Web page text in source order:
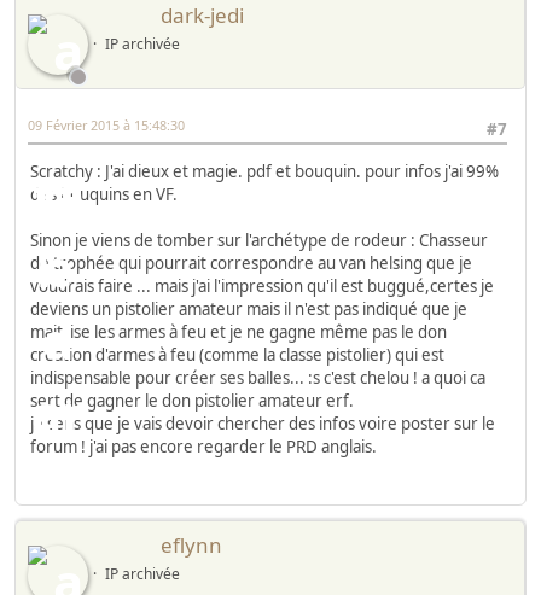
dark-jedi
IP archivée
#7
09 Février 2015 à 15:48:30
Scratchy : J'ai dieux et magie. pdf et bouquin. pour infos j'ai 99%
des bouquins en VF.
Sinon je viens de tomber sur l'archétype de rodeur : Chasseur
de trophée qui pourrait correspondre au van helsing que je
voudrais faire ... mais j'ai l'impression qu'il est buggué,certes je
deviens un pistolier amateur mais il n'est pas indiqué que je
maitrise les armes à feu et je ne gagne même pas le don
creation d'armes à feu (comme la classe pistolier) qui est
indispensable pour créer ses balles... :s c'est chelou ! a quoi ca
sert de gagner le don pistolier amateur erf.
je sens que je vais devoir chercher des infos voire poster sur le
forum ! j'ai pas encore regarder le PRD anglais.
eflynn
IP archivée